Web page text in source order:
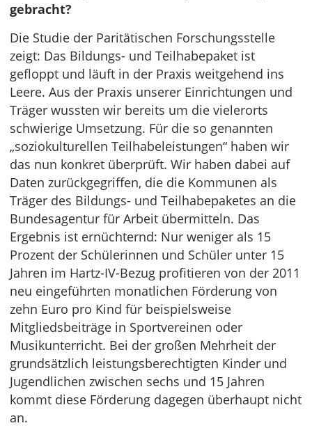
gebracht?
Die Studie der Paritätischen Forschungsstelle
zeigt: Das Bildungs- und Teilhabepaket ist
gefloppt und läuft in der Praxis weitgehend ins
Leere. Aus der Praxis unserer Einrichtungen und
Träger wussten wir bereits um die vielerorts
schwierige Umsetzung. Für die so genannten
„soziokulturellen Teilhabeleistungen“ haben wir
das nun konkret überprüft. Wir haben dabei auf
Daten zurückgegriffen, die die Kommunen als
Träger des Bildungs- und Teilhabepaketes an die
Bundesagentur für Arbeit übermitteln. Das
Ergebnis ist ernüchternd: Nur weniger als 15
Prozent der Schülerinnen und Schüler unter 15
Jahren im Hartz-IV-Bezug profitieren von der 2011
neu eingeführten monatlichen Förderung von
zehn Euro pro Kind für beispielsweise
Mitgliedsbeiträge in Sportvereinen oder
Musikunterricht. Bei der großen Mehrheit der
grundsätzlich leistungsberechtigten Kinder und
Jugendlichen zwischen sechs und 15 Jahren
kommt diese Förderung dagegen überhaupt nicht
an.